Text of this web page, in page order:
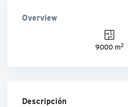
Overview
9000 m2
Descripción